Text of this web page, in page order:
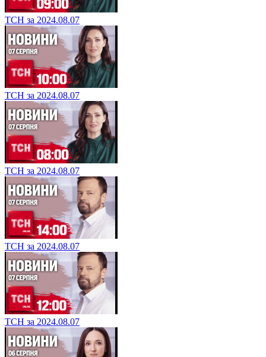
ТСН за 2024.08.07
ТСН за 2024.08.07
ТСН за 2024.08.07
ТСН за 2024.08.07
ТСН за 2024.08.07